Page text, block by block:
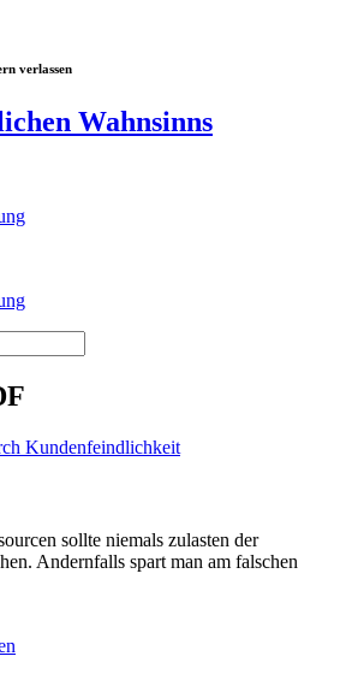
verlassen
Wahnsinns
sollte niemals zulasten der
Andernfalls spart man am falschen